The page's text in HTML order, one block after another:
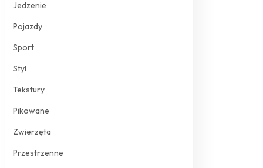
Jedzenie
Pojazdy
Sport
Styl
Tekstury
Pikowane
Zwierzęta
Przestrzenne